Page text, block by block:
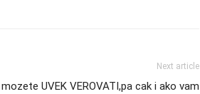
Next article
mozete UVEK VEROVATI,pa cak i ako vam